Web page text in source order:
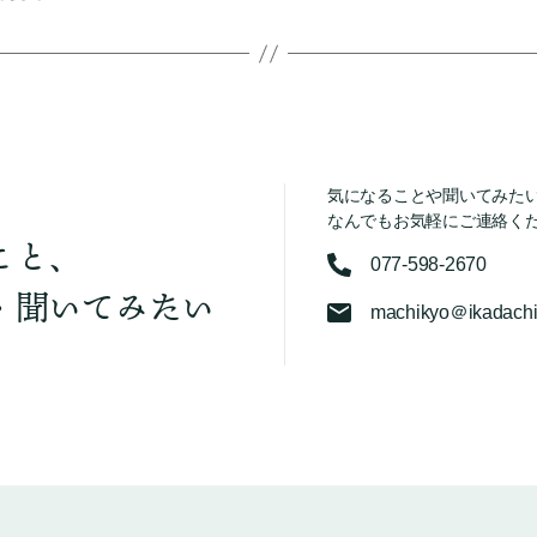
、
聞いてみたい
気になることや聞いてみた
なんでもお気軽にご連絡く
077-598-2670
machikyo＠